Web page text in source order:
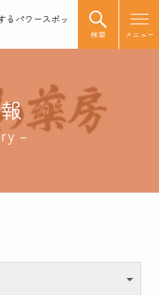
るパワースポッ
検索 メニュー
–